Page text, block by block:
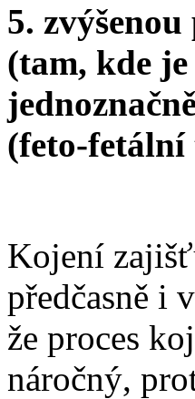
5.
(tam, kde
(feto-fetální
Kojení
předčasně i
že proces
náročný,